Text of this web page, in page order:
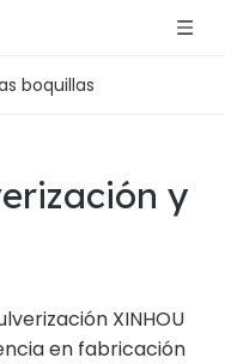
boquillas
y
XINHOU
en fabricación